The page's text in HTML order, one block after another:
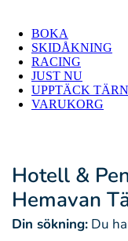
BOKA
SKIDÅKNING
RACING
JUST NU
UPPTÄCK
VARUKORG
Hotell &
Hemavan
Din sökning: Du